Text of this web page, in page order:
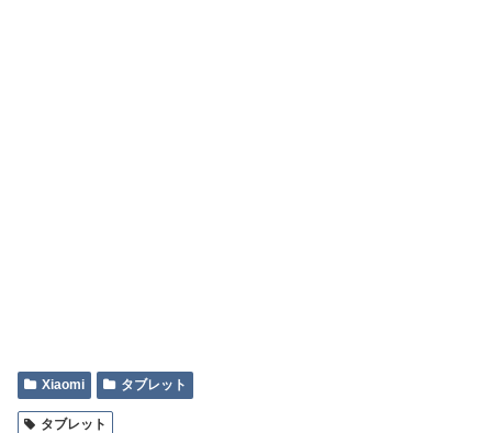
Xiaomi タブレット
タブレット